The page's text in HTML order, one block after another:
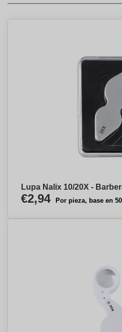
Lupa Nalix 10/20X -
€2,94 Por pieza, base en